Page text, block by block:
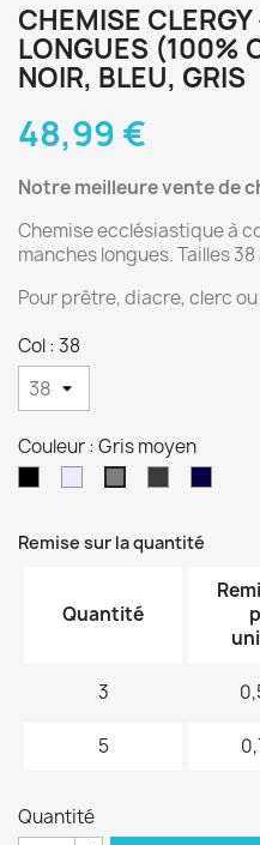
CHEMISE
LONGUES (100%
NOIR, BLEU, GRIS
48,99 €
Notre meilleure vente de
Chemise ecclésiastique à
manches longues. Tailles
Pour prêtre, diacre, clerc
Col : 38
Couleur : Gris moyen
Remise sur la quantité
Quantité
3
5
Quantité